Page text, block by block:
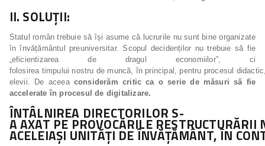
II. SOLUȚII:
Statul român trebuie să își asume că lucrurile nu sunt bine organizate
în învățământul preuniversitar. Scopul decidenților nu trebuie să fie
„eficientizarea de dragul economiilor”, ci
folosirea timpului nostru de muncă, în principal, pentru procesul
elevii. De aceea considerăm critic ca o serie de măsuri să fie
accelerate în procesul de digitalizare.
ÎNTÂLNIREA DIRECTORILOR S-
A AXAT PE PROVOCĂRILE RESTRUCTURĂRII
ACELEIAȘI UNITĂȚI DEÎNVĂȚĂMÂNT,ÎN